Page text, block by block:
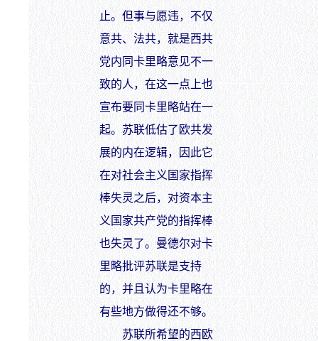
止。但事与愿违，不仅
意共、法共，就是西共
党内同卡里略意见不一
致的人，在这一点上也
宣布要同卡里略站在一
起。苏联低估了欧共发
展的内在逻辑，因此它
在对社会主义国家指挥
棒失灵之后，对资本主
义国家共产党的指挥棒
也失灵了。曼德尔对卡
里略批评苏联是支持
的，并且认为卡里略在
有些地方做得还不够。
苏联所希望的西欧